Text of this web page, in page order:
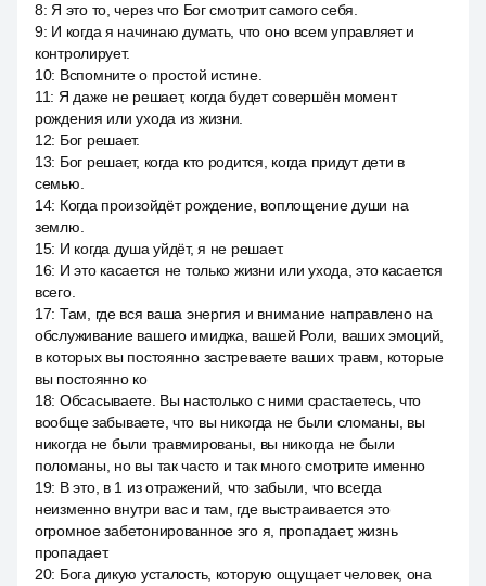
8: Я это то, через что Бог смотрит самого себя.
9: И когда я начинаю думать, что оно всем управляет и
контролирует.
10: Вспомните о простой истине.
11: Я даже не решает, когда будет совершён момент
рождения или ухода из жизни.
12: Бог решает.
13: Бог решает, когда кто родится, когда придут дети в
семью.
14: Когда произойдёт рождение, воплощение души на
землю.
15: И когда душа уйдёт, я не решает.
16: И это касается не только жизни или ухода, это касается
всего.
17: Там, где вся ваша энергия и внимание направлено на
обслуживание вашего имиджа, вашей Роли, ваших эмоций,
в которых вы постоянно застреваете ваших травм, которые
вы постоянно ко
18: Обсасываете. Вы настолько с ними срастаетесь, что
вообще забываете, что вы никогда не были сломаны, вы
никогда не были травмированы, вы никогда не были
поломаны, но вы так часто и так много смотрите именно
19: В это, в 1 из отражений, что забыли, что всегда
неизменно внутри вас и там, где выстраивается это
огромное забетонированное эго я, пропадает, жизнь
пропадает.
20: Бога дикую усталость, которую ощущает человек, она